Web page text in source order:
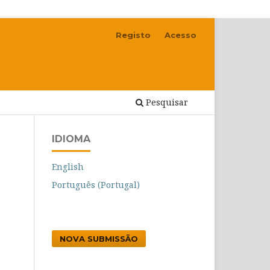
Pesquisar
Registo Acesso
IDIOMA
English
Português (Portugal)
NOVA SUBMISSÃO